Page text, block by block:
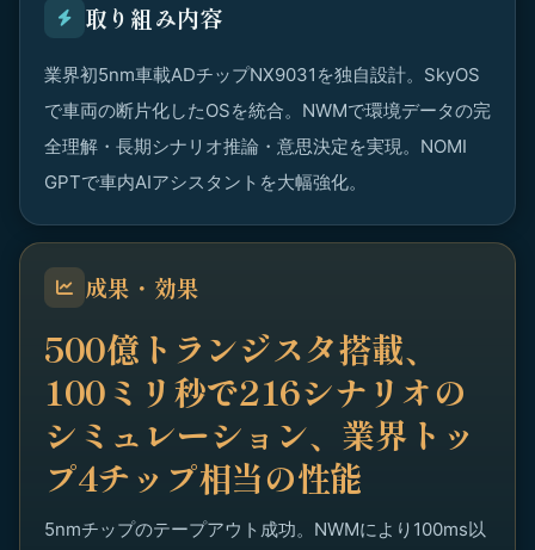
取り組み内容
業界初5nm車載ADチップNX9031を独自設計。SkyOS
で車両の断片化したOSを統合。NWMで環境データの完
全理解・長期シナリオ推論・意思決定を実現。NOMI
GPTで車内AIアシスタントを大幅強化。
成果・効果
500億トランジスタ搭載、
100ミリ秒で216シナリオの
シミュレーション、業界トッ
プ4チップ相当の性能
5nmチップのテープアウト成功。NWMにより100ms以